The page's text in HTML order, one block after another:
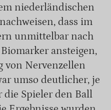
niederländischen
dass im
unmittelbar nach
ansteigen,
von Nervenzellen
umso deutlicher, je
Spieler den Ball